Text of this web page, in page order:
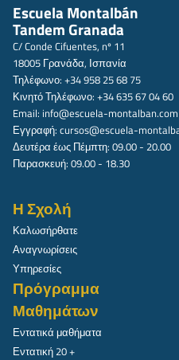
Escuela Montalbán
Tandem Granada
C/ Conde Cifuentes, nº 11
18005 Γρανάδα, Ισπανία
Τηλέφωνο: +34 958 25 68 75
Κινητό Τηλέφωνο: +34 635 67 04 60
Email: info@escuela-montalban.com
Εγγραφή: cursos@escuela-
Δευτέρα έως Πέμπτη: 09.00 - 20.00
Παρασκευή: 09.00 - 18.30
Η Σχολή
Καλωσήρθατε
Αναγνωρίσεις
Υπηρεσίες
Πρόγραμμα
Μαθημάτων
Εντατικά μαθήματα
Εντατική 20 +